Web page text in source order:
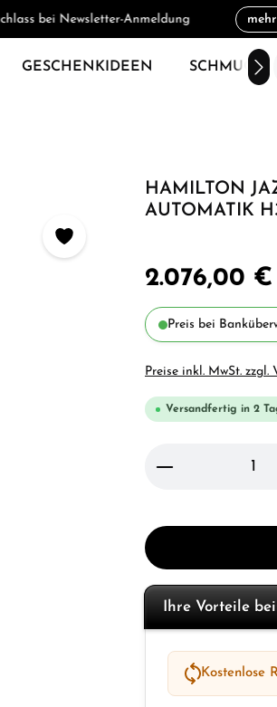
bei Newsletter-Anmeldung
GESCHENKIDEEN SCHMUCK
HAMILTON
AUTOMATIK
2.076,00 €
Preis bei
Preise inkl. MwSt. zzgl.
Versandfertig in 2
Produkt
Ihre Vorteile
Kostenlose